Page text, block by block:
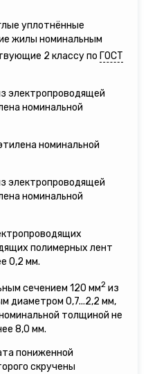
уплотнённые
жилы номинальным
2 классу по ГОСТ
электропроводящей
номинальной
номинальной
электропроводящей
номинальной
полимерных лент
0,2 мм.
сечением 120 мм2 из
диаметром 0,7...2,2 мм,
толщиной не
8,0 мм.
пониженной
скручены